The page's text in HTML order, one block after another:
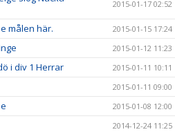
2015-01-17 02:52
målen här. 2015-01-15 17:24
2015-01-12 11:23
i div 1 Herrar 2015-01-11 10:11
2015-01-11 09:00
2015-01-08 12:00
2014-12-24 11:25